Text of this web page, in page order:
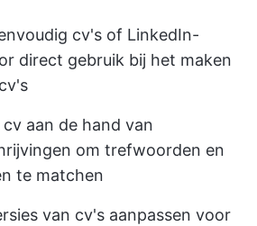
cv's of LinkedIn-
direct gebruik bij het maken
cv aan de hand van
om trefwoorden en
te matchen
van cv's aanpassen voor